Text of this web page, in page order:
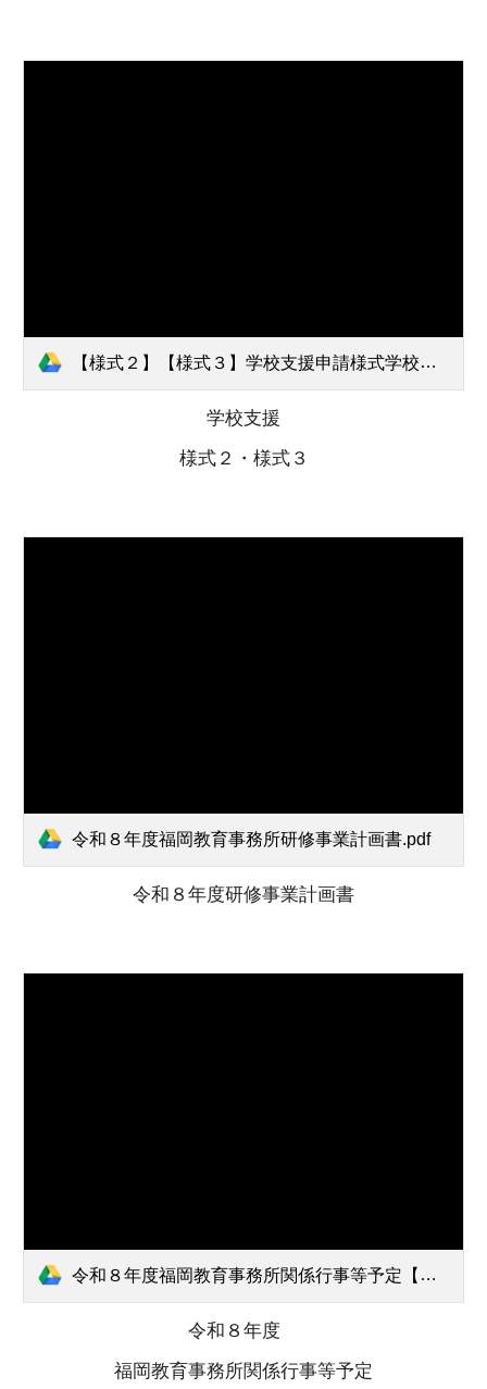
【様式２】【様式３】学校支援申請様式学校申請書.docx
学校支援
様式２・様式３
令和８年度福岡教育事務所研修事業計画書.pdf
令和８年度研修事業計画書
令和８年度福岡教育事務所関係行事等予定【HP用】.pdf
令和８年度
福岡教育事務所関係行事等予定